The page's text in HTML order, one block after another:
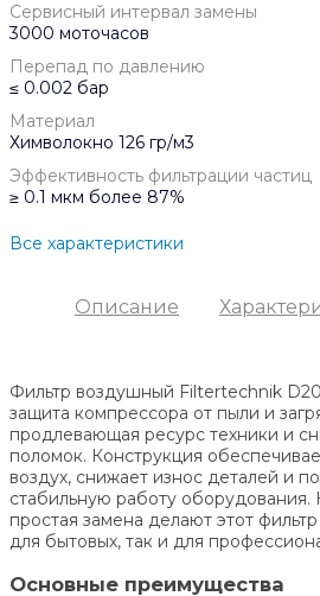
Сервисный интервал замены
3000 моточасов
Перепад по давлению
≤ 0.002 бар
Материал
Химволокно 126 гр/м3
Эффективность фильтрации частиц
≥ 0.1 мкм более 87%
Все характеристики
Описание
Фильтр воздушный Filtertechnik
защита компрессора от пыли и
продлевающая ресурс техники и
поломок. Конструкция
воздух, снижает износ деталей и
стабильную работу оборудования.
простая замена делают этот
для бытовых, так и для
Основные преимущества